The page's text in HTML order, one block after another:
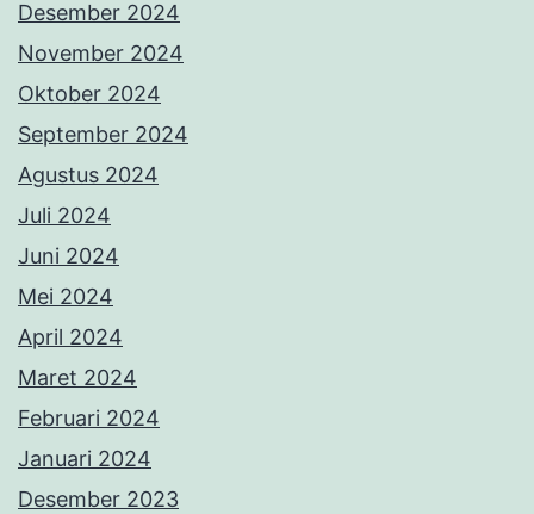
Desember 2024
November 2024
Oktober 2024
September 2024
Agustus 2024
Juli 2024
Juni 2024
Mei 2024
April 2024
Maret 2024
Februari 2024
Januari 2024
Desember 2023